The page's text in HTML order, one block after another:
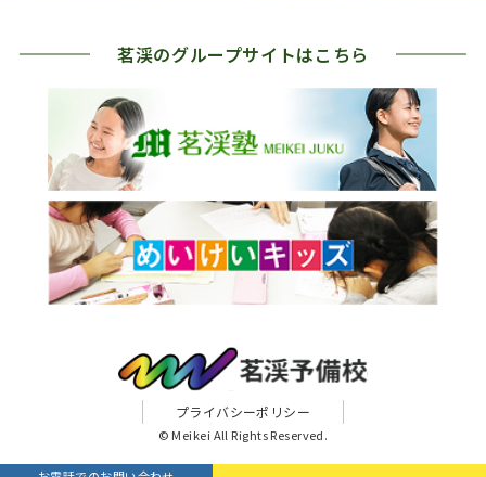
茗渓のグループサイトはこちら
プライバシーポリシー
© Meikei All Rights Reserved.